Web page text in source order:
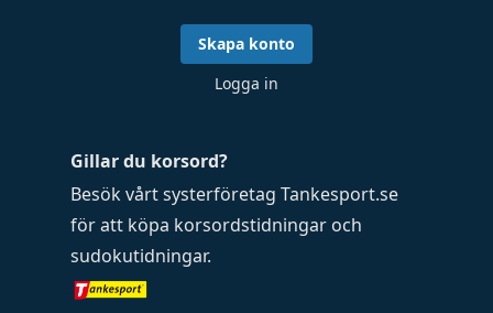
Gillar du korsord?
Besök vårt systerföretag Tankesport.se
för att köpa korsordstidningar och
sudokutidningar.
Skapa konto
Logga in